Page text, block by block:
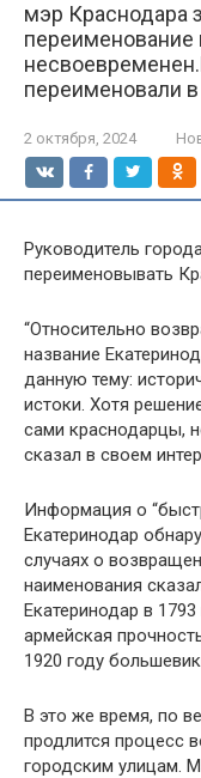
мэр Краснодара
переименование
переименовали
2 октября, 2024
Руководитель
переименовывать
“Относительно
название
данную тему:
истоки. Хотя
сами краснодарцы,
сказал в своем
Информация о
Екатеринодар
случаях о
наименования
Екатеринодар в
армейская
1920 году
В это же время, по
продлится процесс
городским улицам.